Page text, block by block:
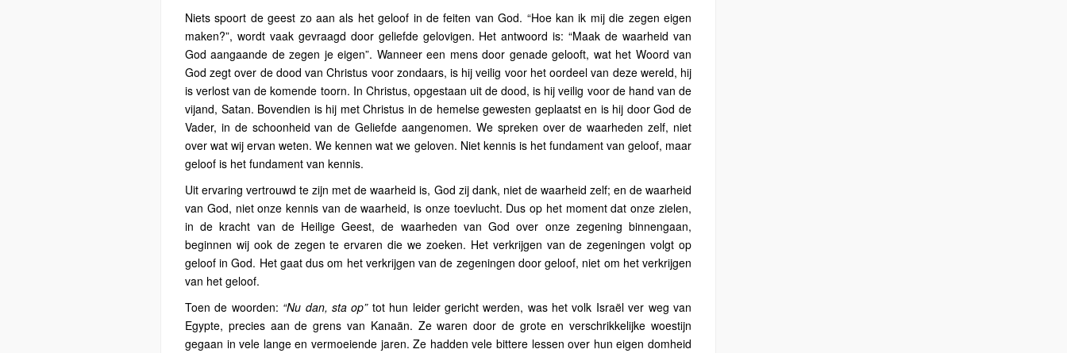
Niets spoort de geest zo aan als het geloof in de feiten van God. “Hoe kan ik mij die zegen eigen
maken?”, wordt vaak gevraagd door geliefde gelovigen. Het antwoord is: “Maak de waarheid van
God aangaande de zegen je eigen”. Wanneer een mens door genade gelooft, wat het Woord van
God zegt over de dood van Christus voor zondaars, is hij veilig voor het oordeel van deze wereld, hij
is verlost van de komende toorn. In Christus, opgestaan uit de dood, is hij veilig voor de hand van de
vijand, Satan. Bovendien is hij met Christus in de hemelse gewesten geplaatst en is hij door God de
Vader, in de schoonheid van de Geliefde aangenomen. We spreken over de waarheden zelf, niet
over wat wij ervan weten. We kennen wat we geloven. Niet kennis is het fundament van geloof, maar
geloof is het fundament van kennis.
Uit ervaring vertrouwd te zijn met de waarheid is, God zij dank, niet de waarheid zelf; en de waarheid
van God, niet onze kennis van de waarheid, is onze toevlucht. Dus op het moment dat onze zielen,
in de kracht van de Heilige Geest, de waarheden van God over onze zegening binnengaan,
beginnen wij ook de zegen te ervaren die we zoeken. Het verkrijgen van de zegeningen volgt op
geloof in God. Het gaat dus om het verkrijgen van de zegeningen door geloof, niet om het verkrijgen
van het geloof.
Toen de woorden: “Nu dan, sta op”tot hun leider gericht werden, was het volk Israël ver weg van
Egypte, precies aan de grens van Kanaän. Ze waren door de grote en verschrikkelijke woestijn
gegaan in vele lange en vermoeiende jaren. Ze hadden vele bittere lessen over hun eigen domheid